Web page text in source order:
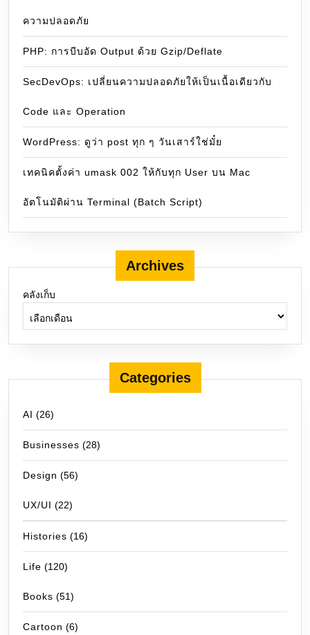
ความปลอดภัย
PHP: การบีบอัด Output ด้วย Gzip/Deflate
SecDevOps: เปลี่ยนความปลอดภัยให้เป็นเนื้อเดียวกับ
Code และ Operation
WordPress: ดูว่า post ทุก ๆ วันเสาร์ใช่มั๋ย
เทคนิคตั้งค่า umask 002 ให้กับทุก User บน Mac
อัตโนมัติผ่าน Terminal (Batch Script)
Archives
คลังเก็บ
Categories
AI (26)
Businesses (28)
Design (56)
UX/UI (22)
Histories (16)
Life (120)
Books (51)
Cartoon (6)